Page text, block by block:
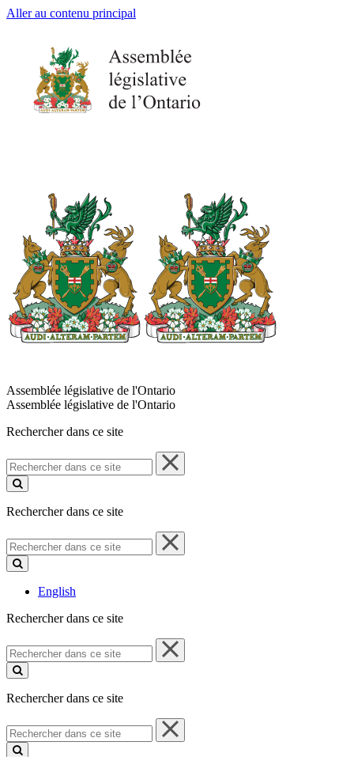
Aller au contenu principal
Assemblée législative de l'Ontario
Assemblée législative de l'Ontario
Rechercher dans ce site
Rechercher
dans
ce
Rechercher dans ce site
Rechercher
dans
ce
English
Rechercher dans ce site
Rechercher
dans
ce
Rechercher dans ce site
Rechercher
dans
ce